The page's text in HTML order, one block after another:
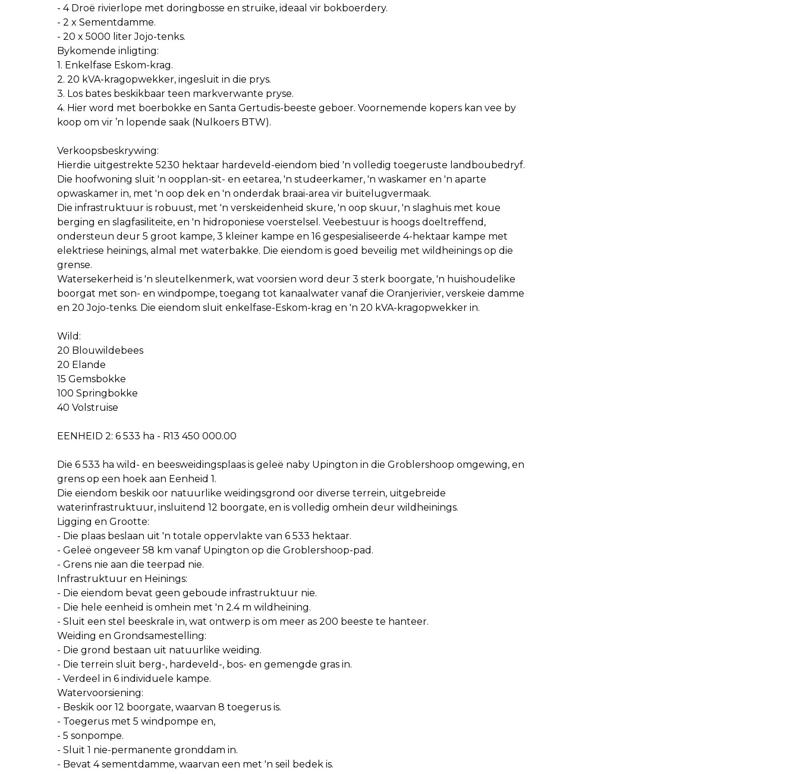
- 4 Droë rivierlope met doringbosse en struike, ideaal vir bokboerdery.
- 2 x Sementdamme.
- 20 x 5000 liter Jojo-tenks.
Bykomende inligting:
1. Enkelfase Eskom-krag.
2. 20 kVA-kragopwekker, ingesluit in die prys.
3. Los bates beskikbaar teen markverwante pryse.
4. ⁠Hier word met boerbokke en Santa Gertudis-beeste geboer. Voornemende kopers kan vee by
koop om vir ’n lopende saak (Nulkoers BTW).
Verkoopsbeskrywing:
Hierdie uitgestrekte 5230 hektaar hardeveld-eiendom bied 'n volledig toegeruste landboubedryf.
Die hoofwoning sluit 'n oopplan-sit- en eetarea, 'n studeerkamer, 'n waskamer en 'n aparte
opwaskamer in, met 'n oop dek en 'n onderdak braai-area vir buitelugvermaak.
Die infrastruktuur is robuust, met 'n verskeidenheid skure, 'n oop skuur, 'n slaghuis met koue
berging en slagfasiliteite, en 'n hidroponiese voerstelsel. Veebestuur is hoogs doeltreffend,
ondersteun deur 5 groot kampe, 3 kleiner kampe en 16 gespesialiseerde 4-hektaar kampe met
elektriese heinings, almal met waterbakke. Die eiendom is goed beveilig met wildheinings op die
grense.
Watersekerheid is 'n sleutelkenmerk, wat voorsien word deur 3 sterk boorgate, 'n huishoudelike
boorgat met son- en windpompe, toegang tot kanaalwater vanaf die Oranjerivier, verskeie damme
en 20 Jojo-tenks. Die eiendom sluit enkelfase-Eskom-krag en 'n 20 kVA-kragopwekker in.
Wild:
20 Blouwildebees
20 Elande
15 Gemsbokke
100 Springbokke
40 Volstruise
EENHEID 2: 6 533 ha - R13 450 000.00
Die 6 533 ha wild- en beesweidingsplaas is geleë naby Upington in die Groblershoop omgewing, en
grens op een hoek aan Eenheid 1.
Die eiendom beskik oor natuurlike weidingsgrond oor diverse terrein, uitgebreide
waterinfrastruktuur, insluitend 12 boorgate, en is volledig omhein deur wildheinings.
Ligging en Grootte:
- Die plaas beslaan uit 'n totale oppervlakte van 6 533 hektaar.
- Geleë ongeveer 58 km vanaf Upington op die Groblershoop-pad.
- Grens nie aan die teerpad nie.
Infrastruktuur en Heinings:
- Die eiendom bevat geen geboude infrastruktuur nie.
- Die hele eenheid is omhein met 'n 2.4 m wildheining.
- Sluit een stel beeskrale in, wat ontwerp is om meer as 200 beeste te hanteer.
Weiding en Grondsamestelling:
- Die grond bestaan uit natuurlike weiding.
- Die terrein sluit berg-, hardeveld-, bos- en gemengde gras in.
- Verdeel in 6 individuele kampe.
Watervoorsiening:
- Beskik oor 12 boorgate, waarvan 8 toegerus is.
- Toegerus met 5 windpompe en,
- 5 sonpompe.
- Sluit 1 nie-permanente gronddam in.
- Bevat 4 sementdamme, waarvan een met 'n seil bedek is.